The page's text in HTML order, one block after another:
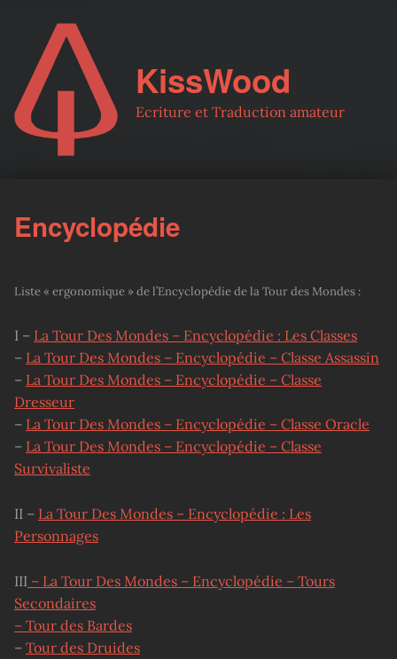
KissWood
Ecriture et Traduction amateur
Encyclopédie
Liste « ergonomique » de l’Encyclopédie de la Tour des Mondes :
I – La Tour Des Mondes – Encyclopédie : Les Classes
– La Tour Des Mondes – Encyclopédie – Classe Assassin
– La Tour Des Mondes – Encyclopédie – Classe
Dresseur
– La Tour Des Mondes – Encyclopédie – Classe Oracle
– La Tour Des Mondes – Encyclopédie – Classe
Survivaliste
II – La Tour Des Mondes – Encyclopédie : Les
Personnages
III – La Tour Des Mondes – Encyclopédie – Tours
Secondaires
– Tour des Bardes
– Tour des Druides